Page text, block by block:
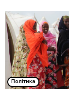
Політика